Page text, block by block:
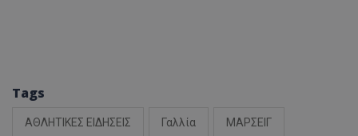
Tags
ΑΘΛΗΤΙΚΕΣ ΕΙΔΗΣΕΙΣ Γαλλία ΜΑΡΣΕΙΓ